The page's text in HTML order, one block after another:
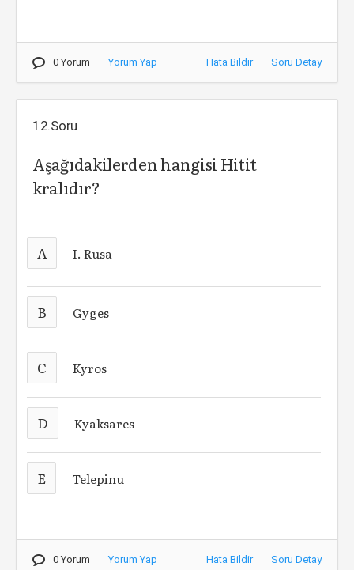
0 Yorum Yorum Yap Hata Bildir Soru Detay
12.Soru
Aşağıdakilerden hangisi Hitit
kralıdır?
A I. Rusa
B Gyges
C Kyros
D Kyaksares
E Telepinu
0 Yorum Yorum Yap Hata Bildir Soru Detay